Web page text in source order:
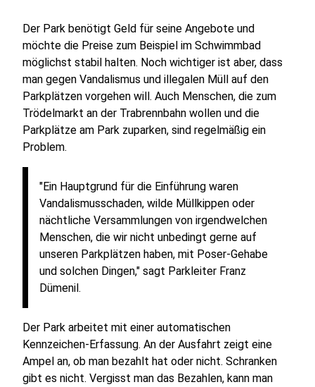
Der Park benötigt Geld für seine Angebote und
möchte die Preise zum Beispiel im Schwimmbad
möglichst stabil halten. Noch wichtiger ist aber, dass
man gegen Vandalismus und illegalen Müll auf den
Parkplätzen vorgehen will. Auch Menschen, die zum
Trödelmarkt an der Trabrennbahn wollen und die
Parkplätze am Park zuparken, sind regelmäßig ein
Problem.
"Ein Hauptgrund für die Einführung waren
Vandalismusschaden, wilde Müllkippen oder
nächtliche Versammlungen von irgendwelchen
Menschen, die wir nicht unbedingt gerne auf
unseren Parkplätzen haben, mit Poser-Gehabe
und solchen Dingen," sagt Parkleiter Franz
Dümenil.
Der Park arbeitet mit einer automatischen
Kennzeichen-Erfassung. An der Ausfahrt zeigt eine
Ampel an, ob man bezahlt hat oder nicht. Schranken
gibt es nicht. Vergisst man das Bezahlen, kann man